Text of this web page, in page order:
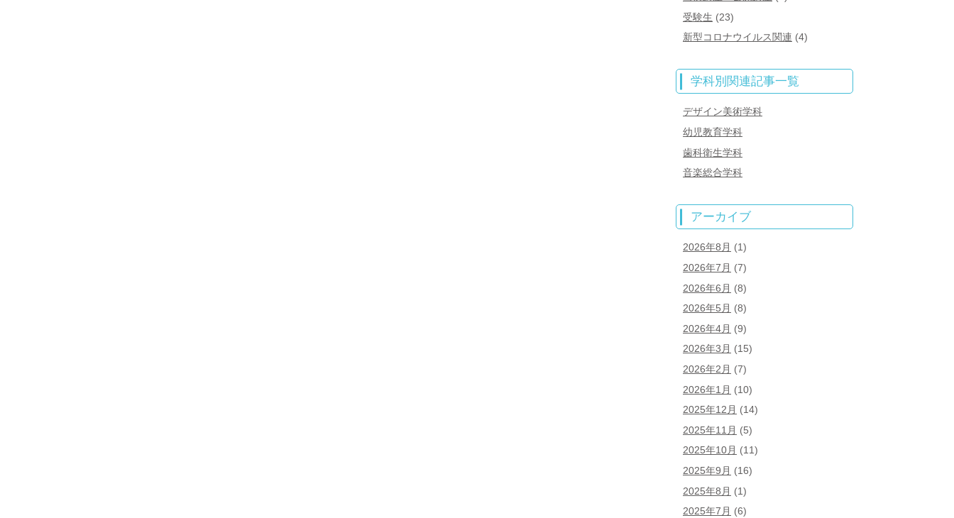
受験生 (23)
新型コロナウイルス関連 (4)
学科別関連記事一覧
デザイン美術学科
幼児教育学科
歯科衛生学科
音楽総合学科
アーカイブ
2026年8月 (1)
2026年7月 (7)
2026年6月 (8)
2026年5月 (8)
2026年4月 (9)
2026年3月 (15)
2026年2月 (7)
2026年1月 (10)
2025年12月 (14)
2025年11月 (5)
2025年10月 (11)
2025年9月 (16)
2025年8月 (1)
2025年7月 (6)